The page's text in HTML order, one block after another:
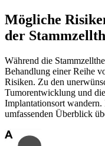
Mögliche
der
Während die
Behandlung einer Reihe
Risiken. Zu den
Tumorentwicklung und
Implantationsort wandern.
umfassenden Überblick